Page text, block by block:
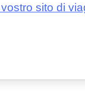
sito di